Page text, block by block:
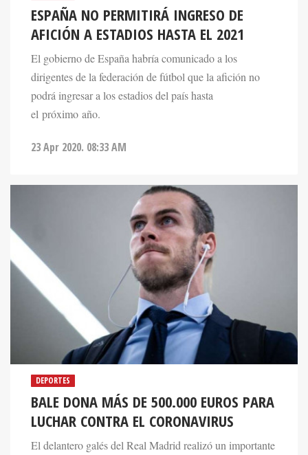
ESPAÑA NO PERMITIRÁ INGRESO DE
AFICIÓN A ESTADIOS HASTA EL 2021
El gobierno de España habría comunicado a los
dirigentes de la federación de fútbol que la afición no
podrá ingresar a los estadios del país hasta
el próximo año.
23 Apr 2020. 08:33 AM
DEPORTES
BALE DONA MÁS DE 500.000 EUROS PARA
LUCHAR CONTRA EL CORONAVIRUS
El delantero galés del Real Madrid realizó un importante